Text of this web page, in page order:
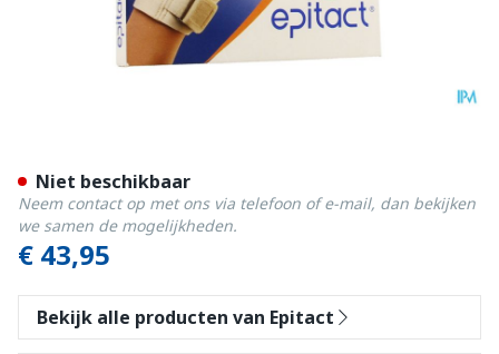
€ 43,95
Niet beschikbaar
Neem contact op met ons via telefoon of e-mail, dan bekijken
we samen de mogelijkheden.
Bekijk alle producten van Epitact